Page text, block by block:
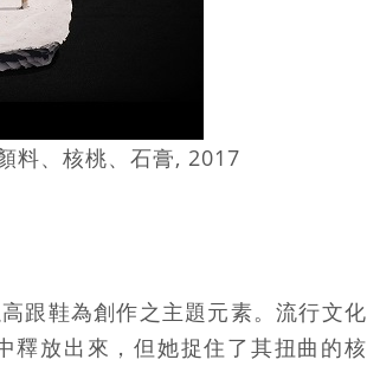
料、核桃、石膏, 2017
跟鞋為創作之主題元素。流行文化
釋放出來，但她捉住了其扭曲的核